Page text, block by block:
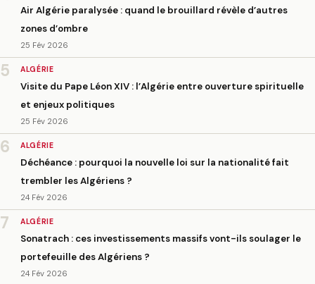
Air Algérie paralysée : quand le brouillard révèle d’autres
zones d’ombre
25 Fév 2026
5 ALGÉRIE
Visite du Pape Léon XIV : l’Algérie entre ouverture spirituelle
et enjeux politiques
25 Fév 2026
6 ALGÉRIE
Déchéance : pourquoi la nouvelle loi sur la nationalité fait
trembler les Algériens ?
24 Fév 2026
7 ALGÉRIE
Sonatrach : ces investissements massifs vont-ils soulager le
portefeuille des Algériens ?
24 Fév 2026